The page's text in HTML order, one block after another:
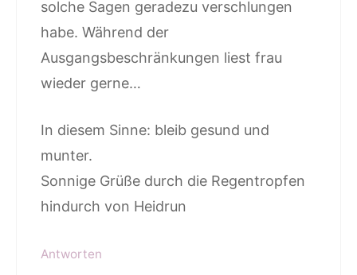
solche Sagen geradezu verschlungen
habe. Während der
Ausgangsbeschränkungen liest frau
wieder gerne…
In diesem Sinne: bleib gesund und
munter.
Sonnige Grüße durch die Regentropfen
hindurch von Heidrun
Antworten